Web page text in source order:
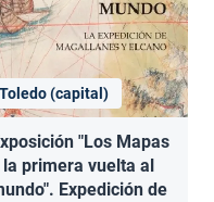
Toledo (capital)
"Los Mapas
la primera vuelta al
Expedición de